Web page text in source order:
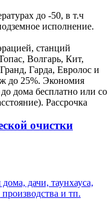
до -50, в т.ч
исполнение.
станций
Волгарь, Кит,
Гарда, Евролос и
до 25%. Экономия
дома бесплатно или со
Рассрочка
очистки
дачи, таунхауса,
и тп.